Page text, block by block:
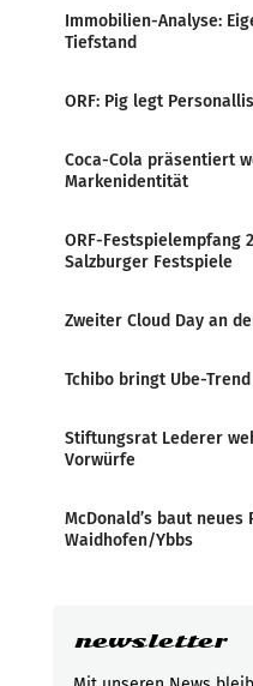
Immobilien-Analyse:
Tiefstand
ORF: Pig legt
Coca-Cola präsentiert
Markenidentität
ORF-Festspielempfang
Salzburger Festspiele
Zweiter Cloud Day an
Tchibo bringt Ube-
Stiftungsrat Lederer
Vorwürfe
McDonald’s baut
Waidhofen/Ybbs
newsletter